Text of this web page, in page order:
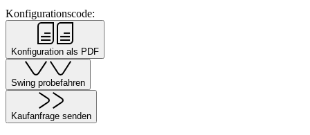
Konfigurationscode:
Konfiguration als PDF
Swing probefahren
Kaufanfrage senden